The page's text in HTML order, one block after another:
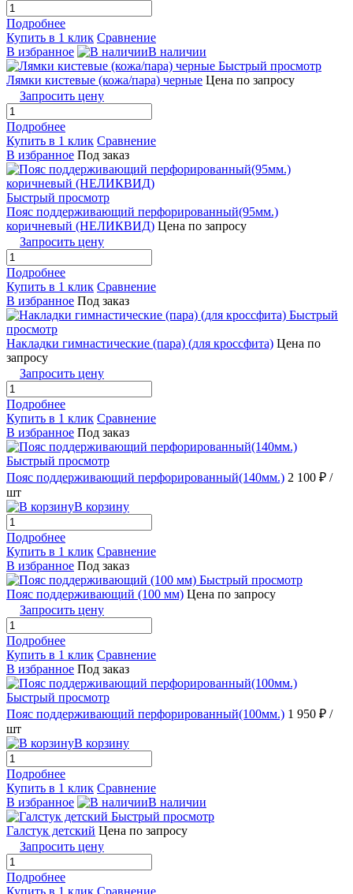
Подробнее
Купить в 1 клик Сравнение
В избранное
В наличии
Быстрый просмотр
Лямки кистевые (кожа/пара) черные Цена по запросу
Запросить цену
Подробнее
Купить в 1 клик Сравнение
В избранное Под заказ
Быстрый просмотр
Пояс поддерживающий перфорированный(95мм.)
коричневый (НЕЛИКВИД) Цена по запросу
Запросить цену
Подробнее
Купить в 1 клик Сравнение
В избранное Под заказ
Быстрый
просмотр
Накладки гимнастические (пара) (для кроссфита) Цена по
запросу
Запросить цену
Подробнее
Купить в 1 клик Сравнение
В избранное Под заказ
Быстрый просмотр
Пояс поддерживающий перфорированный(140мм.) 2 100 ₽ /
шт
В корзину
Подробнее
Купить в 1 клик Сравнение
В избранное Под заказ
Быстрый просмотр
Пояс поддерживающий (100 мм) Цена по запросу
Запросить цену
Подробнее
Купить в 1 клик Сравнение
В избранное Под заказ
Быстрый просмотр
Пояс поддерживающий перфорированный(100мм.) 1 950 ₽ /
шт
В корзину
Подробнее
Купить в 1 клик Сравнение
В избранное
В наличии
Быстрый просмотр
Галстук детский Цена по запросу
Запросить цену
Подробнее
Купить в 1 клик Сравнение